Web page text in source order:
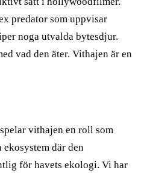
predator som uppvisar
noga utvalda bytesdjur.
vad den äter. Vithajen är en
vithajen en roll som
där den
för havets ekologi. Vi har